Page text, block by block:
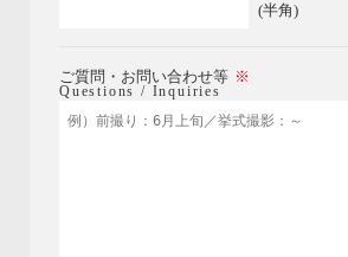
(半角)
ご質問・お問い合わせ等
Questions / Inquiries